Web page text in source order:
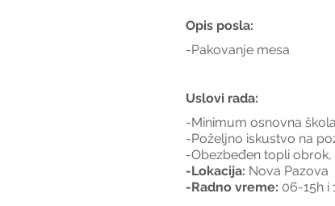
Opis posla:
-Pakovanje mesa
Uslovi rada:
-Minimum osnovna škola
-Poželjno iskustvo na
-Obezbeđen topli
-Lokacija: Nova Pazova
-Radno vreme: 06-15h i